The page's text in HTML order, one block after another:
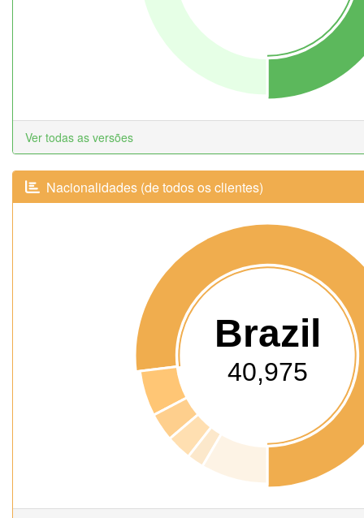
Ver todas as versões
Nacionalidades (de todos os clientes)
Brazil
40,975